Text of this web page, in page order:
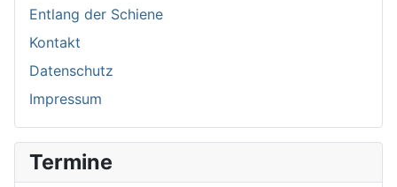
Entlang der Schiene
Kontakt
Datenschutz
Impressum
Termine